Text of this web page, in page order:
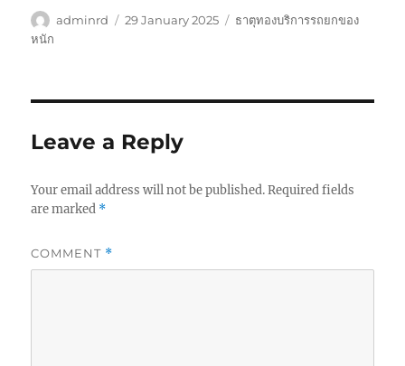
Author
adminrd
Posted
29 January 2025 Tags
ธาตุทองบริการรถยกของ
หนัก
Leave a Reply
Your email address will not be published. Required fields
are marked *
COMMENT *